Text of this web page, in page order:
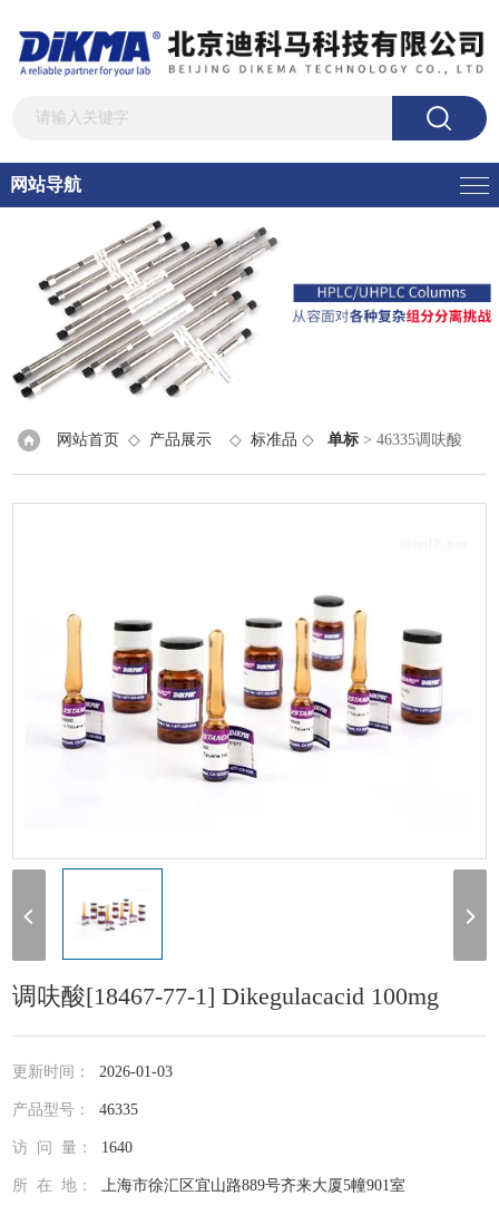
网站导航
网站首页 ◇ 产品展示 ◇标准品 ◇单标 > 46335调呋酸
[18467-77-1] Dikegulacacid 100mg
调呋酸[18467-77-1] Dikegulacacid 100mg
更新时间：2026-01-03
产品型号：46335
访 问 量： 1640
所 在 地：上海市徐汇区宜山路889号齐来大厦5幢901室